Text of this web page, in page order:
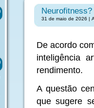
31 de maio de 2026 |
De acordo
inteligência
rendimento.
A questão
que sugere